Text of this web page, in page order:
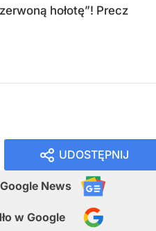
hołotę”! Precz
UDOSTĘPNIJ
Google News
w Google